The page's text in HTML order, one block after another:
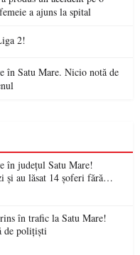
a ajuns la spital
2!
în Satu Mare. Nicio notă de
în județul Satu Mare!
și au lăsat 14 șoferi fără
în trafic la Satu Mare!
de polițiști